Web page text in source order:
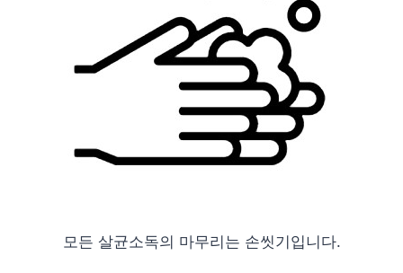
모든 살균소독의 마무리는 손씻기입니다.